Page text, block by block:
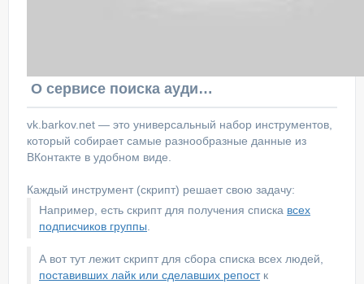
О сервисе поиска аудитории ВКонтакте
vk.barkov.net — это универсальный набор инструментов,
который собирает самые разнообразные данные из
ВКонтакте в удобном виде.
Каждый инструмент (скрипт) решает свою задачу:
Например, есть скрипт для получения списка всех
подписчиков группы
А вот тут лежит скрипт для сбора списка всех людей,
поставивших лайк или сделавших репостк